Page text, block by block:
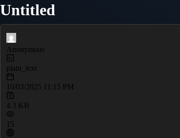
Untitled
Anonymous
plain_text
10/03/2025 11:15 PM
4.3 KB
15